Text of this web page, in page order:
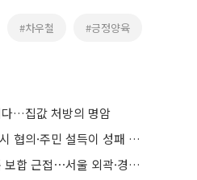
#차우철 #긍정양육
다…집값 처방의 명암
정부 공급카드 임박…서울시 협의·주민 설득이 성패 가른다
강남·서초 아파트값 오름폭 보합 근접⋯서울 외곽·경기 남부 중심 매수세